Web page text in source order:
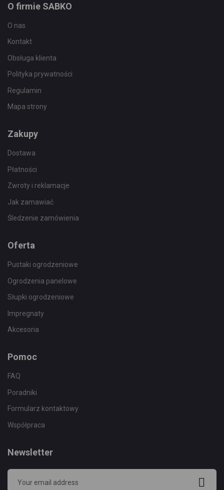
O firmie SABKO
O nas
Kontakt
Obsługa klienta
Polityka prywatności
Regulamin
Mapa strony
Zakupy
Dostawa
Płatności
Zwroty i reklamacje
Jak zamawiać
Śledzenie zamówienia
Oferta
Pustaki ogrodzeniowe
Ogrodzenia panelowe
Słupki ogrodzeniowe
Impregnaty
Akcesoria
Pomoc
FAQ
Poradniki
Formularz kontaktowy
Współpraca
Newsletter